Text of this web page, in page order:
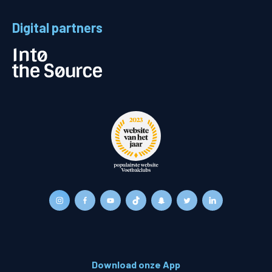
Digital partners
Download onze App